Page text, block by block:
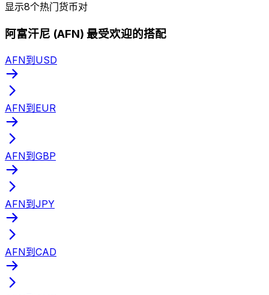
显示8个热门货币对
阿富汗尼 (AFN) 最受欢迎的搭配
AFN到USD
AFN到EUR
AFN到GBP
AFN到JPY
AFN到CAD